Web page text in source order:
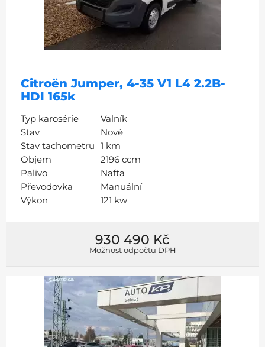
Citroën Jumper, 4-35 V1 L4 2.2B-
HDI 165k
Typ karosérie
Valník
Stav
Nové
Stav tachometru 1 km
Objem
2196 ccm
Palivo
Nafta
Převodovka
Manuální
Výkon
121 kw
930 490 Kč
Možnost odpočtu DPH